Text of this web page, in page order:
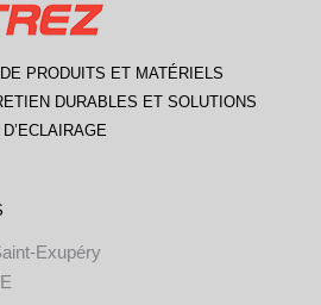
PRODUITS ET MATÉRIELS
DURABLES ET SOLUTIONS
D’ECLAIRAGE
Exupéry